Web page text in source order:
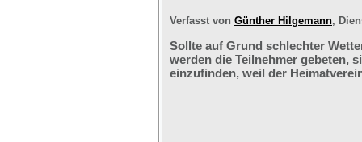
Verfasst von Günther Hilgemann,
Sollte auf Grund schlechter
werden die Teilnehmer gebeten,
einzufinden, weil der